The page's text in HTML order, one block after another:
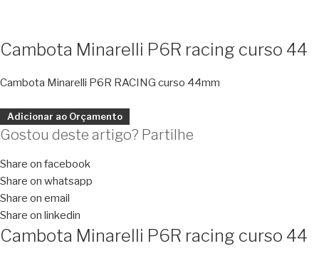
Cambota Minarelli P6R racing curso 44
Cambota Minarelli P6R RACING curso 44mm
Adicionar ao Orçamento
Gostou deste artigo? Partilhe
Share on facebook
Share on whatsapp
Share on email
Share on linkedin
Cambota Minarelli P6R racing curso 44